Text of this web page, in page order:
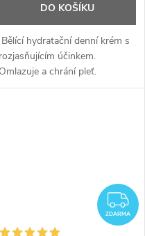
DO KOŠÍKU
Bělící hydratační denní krém s
rozjasňujícím účinkem.
Omlazuje a chrání pleť.
ZDARMA